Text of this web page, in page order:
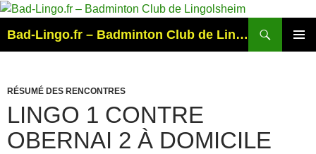
Aller
contenu
Bad-Lingo.fr – Badminton Club de Lingolsheim
RÉSUMÉ DES RENCONTRES
LINGO 1 CONTRE
OBERNAI 2 À DOMICILE